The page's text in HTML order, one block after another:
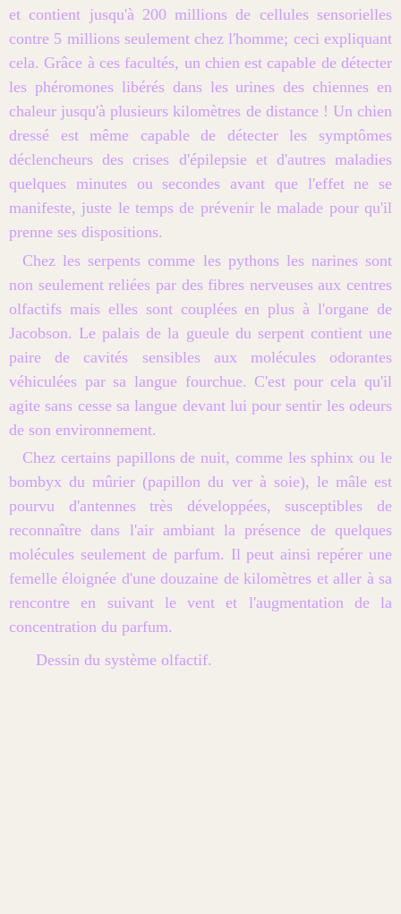
et contient jusqu'à 200 millions de cellules sensorielles
contre 5 millions seulement chez l'homme; ceci expliquant
cela. Grâce à ces facultés, un chien est capable de détecter
les phéromones libérés dans les urines des chiennes en
chaleur jusqu'à plusieurs kilomètres de distance ! Un chien
dressé est même capable de détecter les symptômes
déclencheurs des crises d'épilepsie et d'autres maladies
quelques minutes ou secondes avant que l'effet ne se
manifeste, juste le temps de prévenir le malade pour qu'il
prenne ses dispositions.
Chez les serpents comme les pythons les narines sont
non seulement reliées par des fibres nerveuses aux centres
olfactifs mais elles sont couplées en plus à l'organe de
Jacobson. Le palais de la gueule du serpent contient une
paire de cavités sensibles aux molécules odorantes
véhiculées par sa langue fourchue. C'est pour cela qu'il
agite sans cesse sa langue devant lui pour sentir les odeurs
de son environnement.
Chez certains papillons de nuit, comme les sphinx ou le
bombyx du mûrier (papillon du ver à soie), le mâle est
pourvu d'antennes très développées, susceptibles de
reconnaître dans l'air ambiant la présence de quelques
molécules seulement de parfum. Il peut ainsi repérer une
femelle éloignée d'une douzaine de kilomètres et aller à sa
rencontre en suivant le vent et l'augmentation de la
concentration du parfum.
Dessin du système olfactif.